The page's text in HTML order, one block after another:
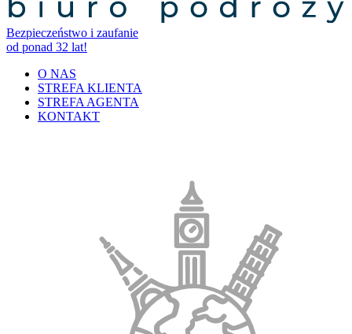
Bezpieczeństwo i zaufanie
od ponad 32 lat!
O NAS
STREFA KLIENTA
STREFA AGENTA
KONTAKT